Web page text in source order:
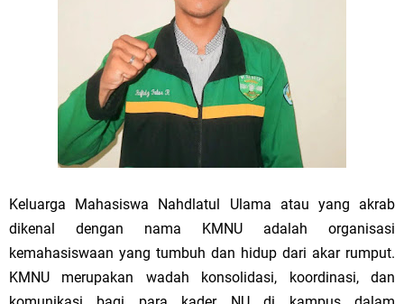
Keluarga Mahasiswa Nahdlatul Ulama atau yang akrab
dikenal dengan nama KMNU adalah organisasi
kemahasiswaan yang tumbuh dan hidup dari akar rumput.
KMNU merupakan wadah konsolidasi, koordinasi, dan